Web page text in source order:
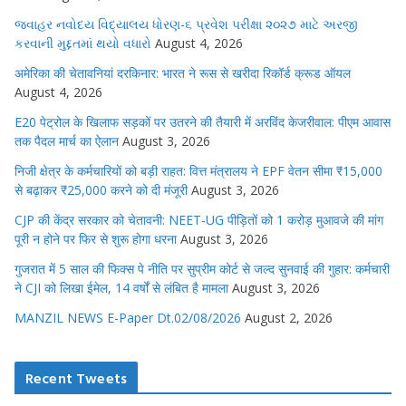
જવાહર નવોદય વિદ્યાલય ધોરણ-૬ પ્રવેશ પરીક્ષા ૨૦૨૭ માટે અરજી
કરવાની મુદ્દતમાં થયો વધારો August 4, 2026
अमेरिका की चेतावनियां दरकिनार: भारत ने रूस से खरीदा रिकॉर्ड क्रूड ऑयल
August 4, 2026
E20 पेट्रोल के खिलाफ सड़कों पर उतरने की तैयारी में अरविंद केजरीवाल: पीएम आवास
तक पैदल मार्च का ऐलान August 3, 2026
निजी क्षेत्र के कर्मचारियों को बड़ी राहत: वित्त मंत्रालय ने EPF वेतन सीमा ₹15,000
से बढ़ाकर ₹25,000 करने को दी मंजूरी August 3, 2026
CJP की केंद्र सरकार को चेतावनी: NEET-UG पीड़ितों को 1 करोड़ मुआवजे की मांग
पूरी न होने पर फिर से शुरू होगा धरना August 3, 2026
गुजरात में 5 साल की फिक्स पे नीति पर सुप्रीम कोर्ट से जल्द सुनवाई की गुहार: कर्मचारी
ने CJI को लिखा ईमेल, 14 वर्षों से लंबित है मामला August 3, 2026
MANZIL NEWS E-Paper Dt.02/08/2026 August 2, 2026
Recent Tweets